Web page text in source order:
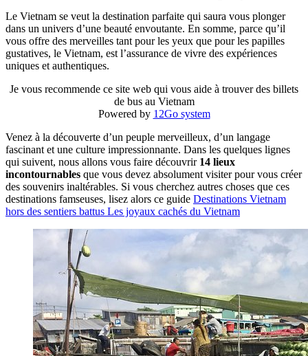
Le Vietnam se veut la destination parfaite qui saura vous plonger
dans un univers d’une beauté envoutante. En somme, parce qu’il
vous offre des merveilles tant pour les yeux que pour les papilles
gustatives, le Vietnam, est l’assurance de vivre des expériences
uniques et authentiques.
Je vous recommende ce site web qui vous aide à trouver des billets
de bus au Vietnam
Powered by 12Go system
Venez à la découverte d’un peuple merveilleux, d’un langage
fascinant et une culture impressionnante. Dans les quelques lignes
qui suivent, nous allons vous faire découvrir14 lieux
incontournables que vous devez absolument visiter pour vous créer
des souvenirs inaltérables. Si vous cherchez autres choses que ces
destinations famseuses, lisez alors ce guide Destinations Vietnam
hors des sentiers battus Les joyaux cachés du Vietnam